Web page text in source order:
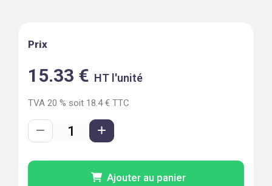
Prix
15.33 € HT l'unité
TVA 20 % soit 18.4 € TTC
Ajouter au panier